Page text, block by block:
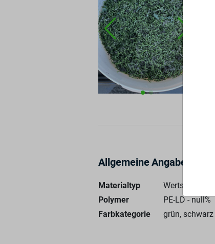
Allgemeine Angaben
Materialtyp
Wertstoff
Polymer
PE-LD - null%
Farbkategorie
grün, schwarz